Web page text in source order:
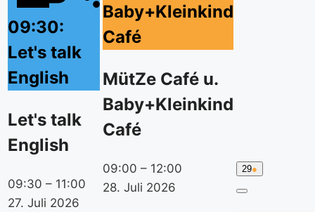
09:30:
Let's talk
English
Let's talk
English
09:30 – 11:00
27. Juli 2026
Baby+Kleinkind
Café
MütZe Café u.
Baby+Kleinkind
Café
09:00 – 12:00
28. Juli 2026
2929.
Juli
●
event
Close